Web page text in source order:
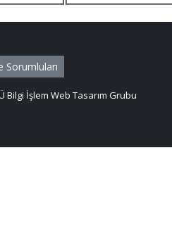
Sorumluları
Bilgi İşlem Web Tasarım Grubu